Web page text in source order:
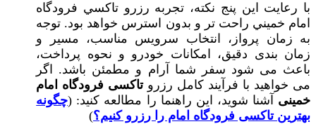
با رعایت این پنج نکته، تجربه رزرو تاکسي فرودگاه
امام خمیني راحت‌ تر و بدون استرس خواهد بود. توجه
به زمان پرواز، انتخاب سرویس مناسب، مسیر و
زمان‌ بندی دقیق، امکانات خودرو و نحوه پرداخت،
باعث می‌ شود سفر شما آرام و مطمئن باشد. اگر
می‌ خواهید با فرآیند کامل رزروتاکسی فرودگاه امام
خمینی آشنا شوید، این راهنما را مطالعه کنید: (چگونه
بهترین تاکسی فرودگاه امام را رزرو کنیم؟)